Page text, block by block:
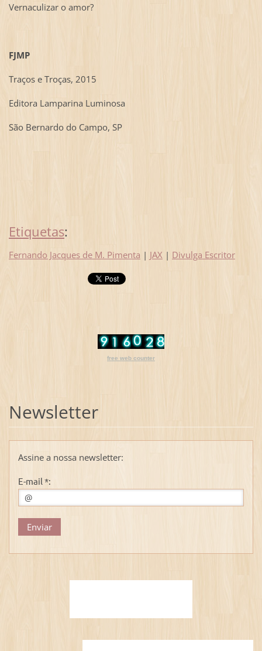
Vernaculizar o amor?
FJMP
Traços e Troças, 2015
Editora Lamparina Luminosa
São Bernardo do Campo, SP
Etiquetas:
Fernando Jacques de M. Pimenta | JAX | Divulga Escritor
free web counter
Newsletter
Assine a nossa newsletter:
E-mail *: